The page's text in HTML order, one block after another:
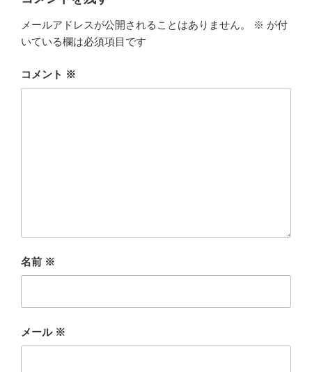
メールアドレスが公開されることはありません。 ※ が付
いている欄は必須項目です
コメント ※
名前 ※
メール ※